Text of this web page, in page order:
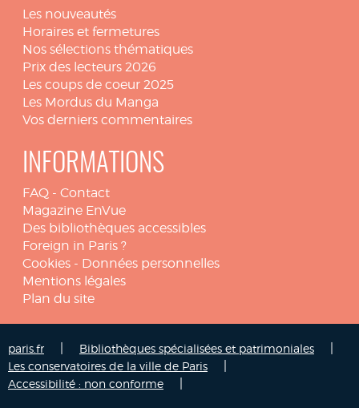
Les nouveautés
Horaires et fermetures
Nos sélections thématiques
Prix des lecteurs 2026
Les coups de coeur 2025
Les Mordus du Manga
Vos derniers commentaires
INFORMATIONS
FAQ - Contact
Magazine EnVue
Des bibliothèques accessibles
Foreign in Paris ?
Cookies - Données personnelles
Mentions légales
Plan du site
paris.fr Bibliothèques spécialisées et patrimoniales
Les conservatoires de la ville de Paris
Accessibilité : non conforme